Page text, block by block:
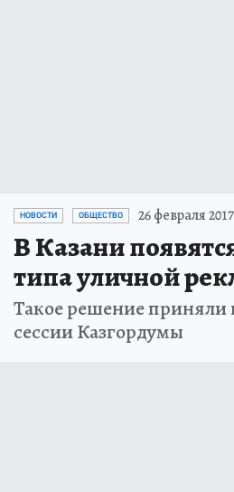
НОВОСТИ ОБЩЕСТВО 26 февраля
В Казани
типа уличной
Такое решение приняли
сессии Казгордумы